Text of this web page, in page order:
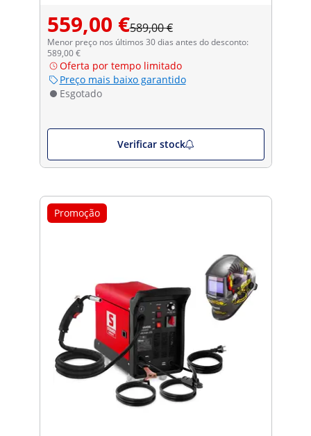
SÉRIE PROFESSIONAL
559,00 €589,00 €
Menor preço nos últimos 30 dias antes do desconto:
589,00 €
Oferta por tempo limitado
Preço mais baixo garantido
Esgotado
Verificar stock
Promoção